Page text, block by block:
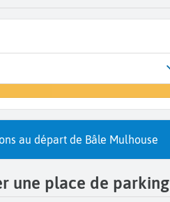
(AMS)
au départ de Bâle Mulhouse
une place de parking